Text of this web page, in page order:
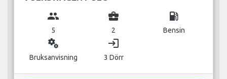
group
5
business_center
2
local_gas_station
Bensin
miscellaneous_services
Bruksanvisning
login
3 Dörr